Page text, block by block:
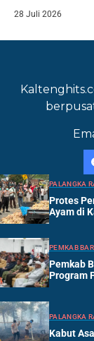
28 Juli 2026
PALANGKA
Protes
Ayam di
PEMKAB
Pemkab
Program
PALANGKA
Kabut